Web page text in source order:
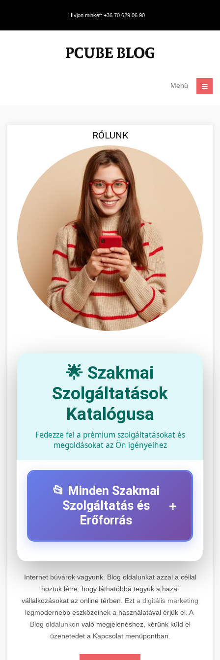
Hívjon minket: +36 70 629 06 90
Menü
RÓLUNK
🌟 Szakmai
Szolgáltatások
Katalógusa
Fedezze fel a prémium szolgáltatásokat és
megoldásokat az Ön igényeihez
📂 Minden Szakmai
Szolgáltatás és
Erőforrás
+
+
Professzionális elektromos roller javítási és
karbantartási szolgáltatások. Szakértő
technikusaink minőségi szervízt nyújtanak
minden jelentős márkához és modellhez.
Szervizközpont Látogatása
📊 2. Online Marketing
Ügynökség
+
Átfogó online marketing szolgáltatások,
beleértve a SEO-t, közösségi média kezelést és
Internet búvárok vagyunk. Blog oldalunkat azzal a céllal
hoztuk létre, hogy láthatóbbá tegyük a hazai
vállalkozásokat az online térben. Ezt a digitális marketing
legmodernebb eszközeinek a használatával érjük el. A
Blog oldalunkon való megjelenéshez, kérünk küld el
üzenetedet a Kapcsolat menüpontban.